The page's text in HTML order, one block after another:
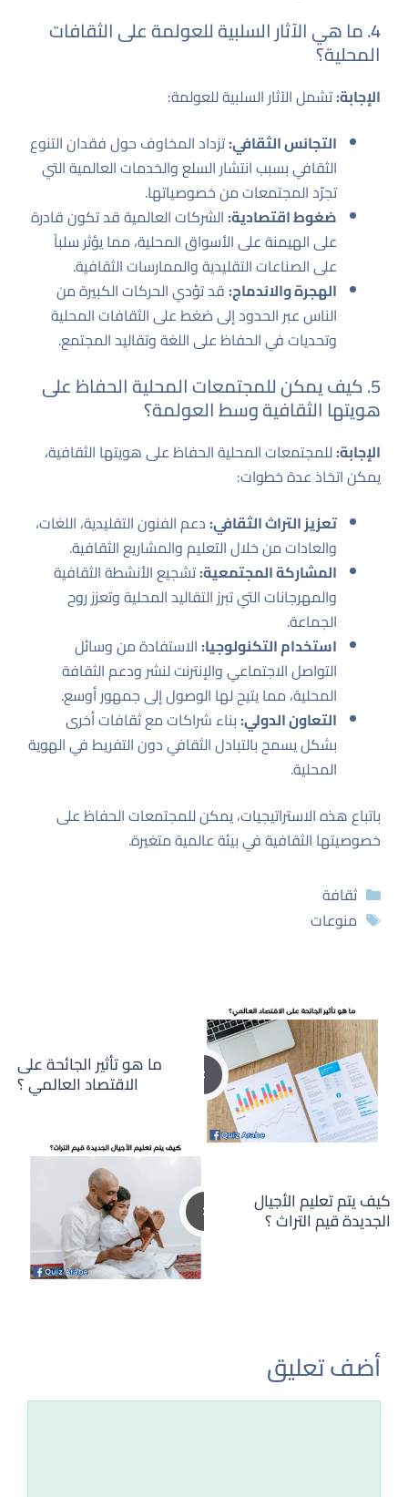
4. ما هي الآثار السلبية للعولمة على الثقافات
المحلية؟
الإجابة:تشمل الآثار السلبية للعولمة:
التجانس الثقافي:تزداد المخاوف حول فقدان التنوع
الثقافي بسبب انتشار السلع والخدمات العالمية التي
تجرّد المجتمعات من خصوصياتها.
ضغوط اقتصادية:الشركات العالمية قد تكون قادرة
على الهيمنة على الأسواق المحلية، مما يؤثر سلباً
على الصناعات التقليدية والممارسات الثقافية.
الهجرة والاندماج:قد تؤدي الحركات الكبيرة من
الناس عبر الحدود إلى ضغط على الثقافات المحلية
وتحديات في الحفاظ على اللغة وتقاليد المجتمع.
5. كيف يمكن للمجتمعات المحلية الحفاظ على
هويتها الثقافية وسط العولمة؟
الإجابة:للمجتمعات المحلية الحفاظ على هويتها الثقافية،
يمكن اتخاذ عدة خطوات:
تعزيز التراث الثقافي:دعم الفنون التقليدية، اللغات،
والعادات من خلال التعليم والمشاريع الثقافية.
المشاركة المجتمعية:تشجيع الأنشطة الثقافية
والمهرجانات التي تبرز التقاليد المحلية وتعزز روح
الجماعة.
استخدام التكنولوجيا:الاستفادة من وسائل
التواصل الاجتماعي والإنترنت لنشر ودعم الثقافة
المحلية، مما يتيح لها الوصول إلى جمهور أوسع.
التعاون الدولي:بناء شراكات مع ثقافات أخرى
بشكل يسمح بالتبادل الثقافي دون التفريط في الهوية
المحلية.
باتباع هذه الاستراتيجيات، يمكن للمجتمعات الحفاظ على
خصوصيتها الثقافية في بيئة عالمية متغيرة.
التصنيفات
ثقافة
الوسوم
منوعات
ما هو تأثير الجائحة على
الاقتصاد العالمي ؟
كيف يتم تعليم الأجيال
الجديدة قيم التراث ؟
أضف تعليق